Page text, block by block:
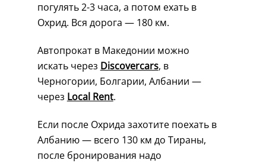
погулять 2-3 часа, а потом ехать в
Охрид. Вся дорога — 180 км.
Автопрокат в Македонии можно
искать через Discovercars, в
Черногории, Болгарии, Албании —
через Local Rent.
Если после Охрида захотите поехать в
Албанию — всего 130 км до Тираны,
после бронирования надо